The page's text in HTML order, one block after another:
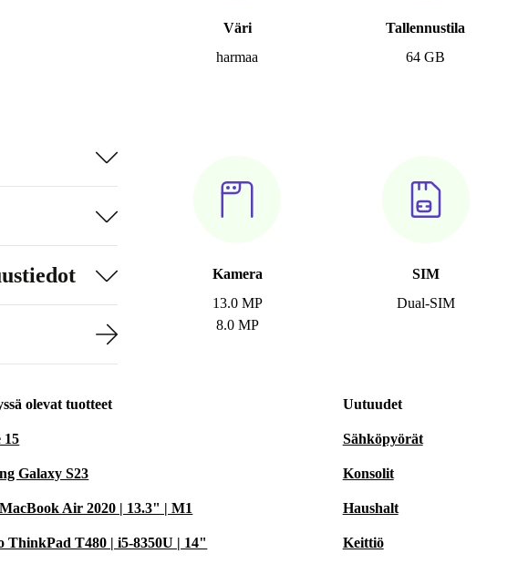
Väri
harmaa
Tallennustila
64 GB
Kamera
13.0 MP
8.0 MP
SIM
Dual-SIM
olevat tuotteet
15
Galaxy S23
Air 2020 | 13.3" | M1
ThinkPad T480 | i5-8350U | 14"
Uutuudet
Sähköpyörät
Konsolit
Haushalt
Keittiö